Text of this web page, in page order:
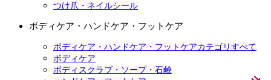
つけ爪・ネイルシール
ボディケア・ハンドケア・フットケア
ボディケア・ハンドケア・フットケアカテゴリすべて
ボディケア
ボディスクラブ・ソープ・石鹸